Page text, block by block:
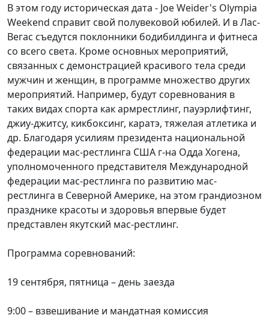
В этом году историческая дата - Joe Weider's Olympia
Weekend справит свой полувековой юбилей. И в Лас-
Вегас съедутся поклонники бодибилдинга и фитнеса
со всего света. Кроме основных мероприятий,
связанных с демонстрацией красивого тела среди
мужчин и женщин, в программе множество других
мероприятий. Например, будут соревнования в
таких видах спорта как армрестлинг, пауэрлифтинг,
джиу-джитсу, кикбоксинг, каратэ, тяжелая атлетика и
др. Благодаря усилиям президента национальной
федерации мас-рестлинга США г-на Одда Хогена,
уполномоченного представителя Международной
федерации мас-рестлинга по развитию мас-
рестлинга в Северной Америке, на этом грандиозном
празднике красоты и здоровья впервые будет
представлен якутский мас-рестлинг.
Программа соревнований:
19 сентября, пятница – день заезда
9:00 – взвешивание и мандатная комиссия